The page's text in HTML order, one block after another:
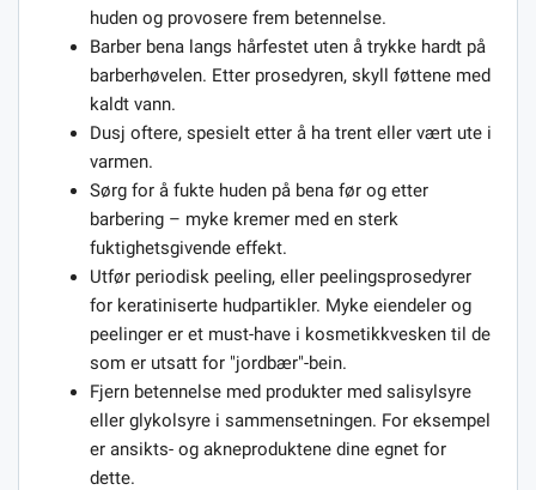
huden og provosere frem betennelse.
Barber bena langs hårfestet uten å trykke hardt på
barberhøvelen. Etter prosedyren, skyll føttene med
kaldt vann.
Dusj oftere, spesielt etter å ha trent eller vært ute i
varmen.
Sørg for å fukte huden på bena før og etter
barbering – myke kremer med en sterk
fuktighetsgivende effekt.
Utfør periodisk peeling, eller peelingsprosedyrer
for keratiniserte hudpartikler. Myke eiendeler og
peelinger er et must-have i kosmetikkvesken til de
som er utsatt for "jordbær"-bein.
Fjern betennelse med produkter med salisylsyre
eller glykolsyre i sammensetningen. For eksempel
er ansikts- og akneproduktene dine egnet for
dette.